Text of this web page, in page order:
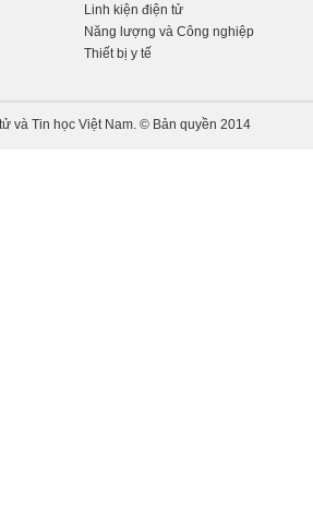
Linh kiện điện tử
Năng lượng và Công nghiệp
Thiết bị y tế
và Tin học Việt Nam. © Bản quyền 2014